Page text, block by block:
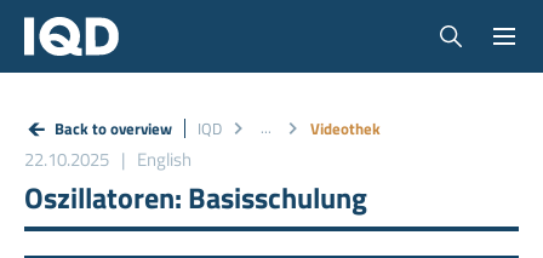
Back to overview IQD Videothek
22.10.2025 English
Oszillatoren: Basisschulung